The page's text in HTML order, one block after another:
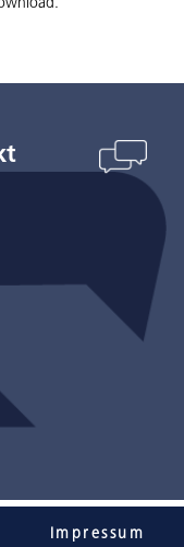
Impressum